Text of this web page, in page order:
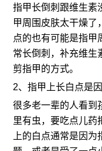
指甲长倒刺跟维生素
甲周围皮肤太干燥了
点的也有可能是指甲
常长倒刺，补充维生
剪指甲的方式。
2、指甲上长白点是
很多老一辈的人看到
里有虫，要吃点儿药
上的白点通常是因